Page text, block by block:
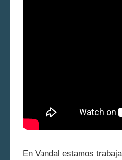
En Vandal estamos